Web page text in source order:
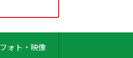
フォト・映像